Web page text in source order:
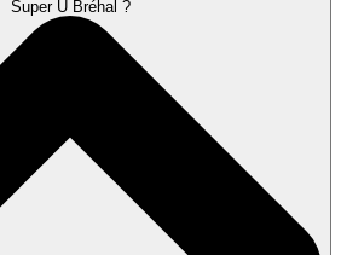
Super U Bréhal ?